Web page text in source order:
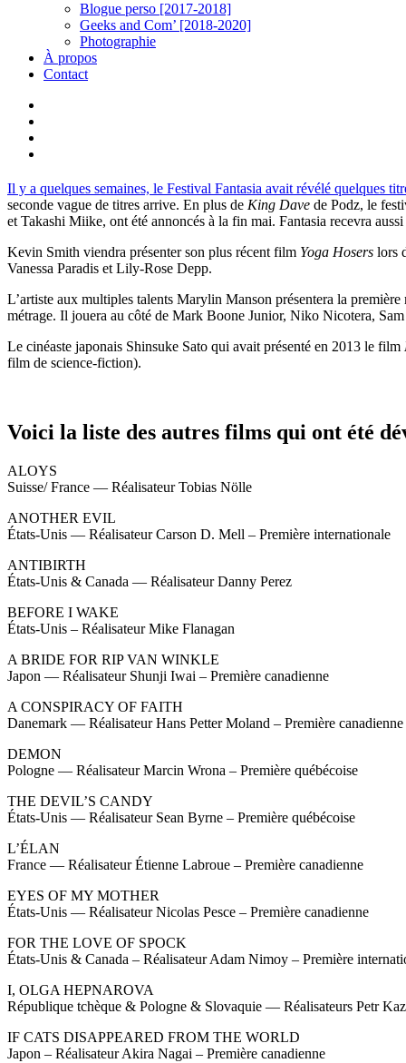
Blogue perso [2017-2018]
Geeks and Com’ [2018-2020]
Photographie
À propos
Contact
Il y a quelques semaines, le Festival Fantasia avait révélé quelques
seconde vague de titres arrive. En plus de King Dave de Podz, le
et Takashi Miike, ont été annoncés à la fin mai. Fantasia recevra
Kevin Smith viendra présenter son plus récent film Yoga Hosers lors
Vanessa Paradis et Lily-Rose Depp.
L’artiste aux multiples talents Marylin Manson présentera la première
métrage. Il jouera au côté de Mark Boone Junior, Niko Nicotera,
Le cinéaste japonais Shinsuke Sato qui avait présenté en 2013 le film
film de science-fiction).
Voici la liste des autres films qui ont été
ALOYS
Suisse/ France — Réalisateur Tobias Nölle
ANOTHER EVIL
États-Unis — Réalisateur Carson D. Mell – Première internationale
ANTIBIRTH
États-Unis & Canada — Réalisateur Danny Perez
BEFORE I WAKE
États-Unis – Réalisateur Mike Flanagan
A BRIDE FOR RIP VAN WINKLE
Japon — Réalisateur Shunji Iwai – Première canadienne
A CONSPIRACY OF FAITH
Danemark — Réalisateur Hans Petter Moland – Première canadienne
DEMON
Pologne — Réalisateur Marcin Wrona – Première québécoise
THE DEVIL’S CANDY
États-Unis — Réalisateur Sean Byrne – Première québécoise
L’ÉLAN
France — Réalisateur Étienne Labroue – Première canadienne
EYES OF MY MOTHER
États-Unis — Réalisateur Nicolas Pesce – Première canadienne
FOR THE LOVE OF SPOCK
États-Unis & Canada – Réalisateur Adam Nimoy – Première
I, OLGA HEPNAROVA
République tchèque & Pologne & Slovaquie — Réalisateurs Petr
IF CATS DISAPPEARED FROM THE WORLD
Japon – Réalisateur Akira Nagai – Première canadienne